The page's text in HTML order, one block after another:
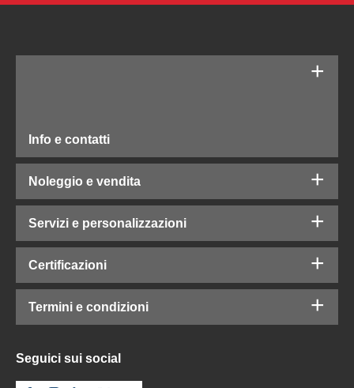
Info e contatti
Noleggio e vendita
Servizi e personalizzazioni
Certificazioni
Termini e condizioni
Seguici sui social